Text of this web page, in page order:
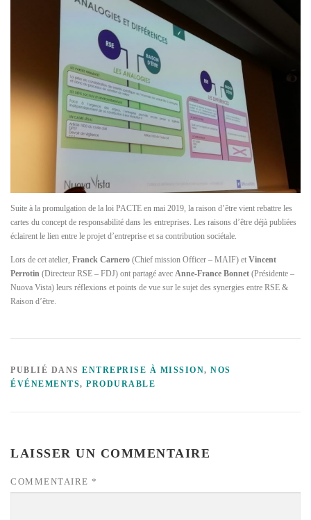
Suite à la promulgation de la loi PACTE en mai 2019, la raison d’être vient rebattre les
cartes du concept de responsabilité dans les entreprises. Les raisons d’être déjà publiées
éclairent le lien entre le projet d’entreprise et sa contribution sociétale.
Lors de cet atelier, Franck Carnero (Chief mission Officer – MAIF) et Vincent
Perrotin (Directeur RSE – FDJ) ont partagé avec Anne-France Bonnet (Présidente –
Nuova Vista) leurs réflexions et points de vue sur le sujet des synergies entre RSE &
Raison d’être.
PUBLIÉ DANS ENTREPRISE À MISSION, NOS
ÉVÉNEMENTS, PRODURABLE
LAISSER UN COMMENTAIRE
COMMENTAIRE *